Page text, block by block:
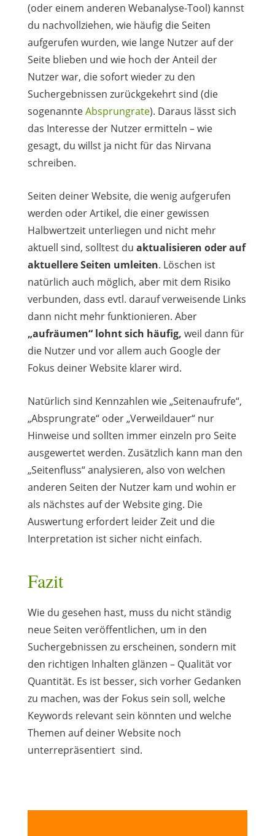
(oder einem anderen Webanalyse-Tool) kannst
du nachvollziehen, wie häufig die Seiten
aufgerufen wurden, wie lange Nutzer auf der
Seite blieben und wie hoch der Anteil der
Nutzer war, die sofort wieder zu den
Suchergebnissen zurückgekehrt sind (die
sogenannteAbsprungrate). Daraus lässt sich
das Interesse der Nutzer ermitteln – wie
gesagt, du willst ja nicht für das Nirvana
schreiben.
Seiten deiner Website, die wenig aufgerufen
werden oder Artikel, die einer gewissen
Halbwertzeit unterliegen und nicht mehr
aktuell sind, solltest du aktualisieren oder auf
aktuellere Seiten umleiten. Löschen ist
natürlich auch möglich, aber mit dem Risiko
verbunden, dass evtl. darauf verweisende Links
dann nicht mehr funktionieren. Aber
„aufräumen“ lohnt sich häufig, weil dann für
die Nutzer und vor allem auch Google der
Fokus deiner Website klarer wird.
Natürlich sind Kennzahlen wie „Seitenaufrufe“,
„Absprungrate“ oder „Verweildauer“ nur
Hinweise und sollten immer einzeln pro Seite
ausgewertet werden. Zusätzlich kann man den
„Seitenfluss“ analysieren, also von welchen
anderen Seiten der Nutzer kam und wohin er
als nächstes auf der Website ging. Die
Auswertung erfordert leider Zeit und die
Interpretation ist sicher nicht einfach.
Fazit
Wie du gesehen hast, muss du nicht ständig
neue Seiten veröffentlichen, um in den
Suchergebnissen zu erscheinen, sondern mit
den richtigen Inhalten glänzen – Qualität vor
Quantität. Es ist besser, sich vorher Gedanken
zu machen, was der Fokus sein soll, welche
Keywords relevant sein könnten und welche
Themen auf deiner Website noch
unterrepräsentiert sind.